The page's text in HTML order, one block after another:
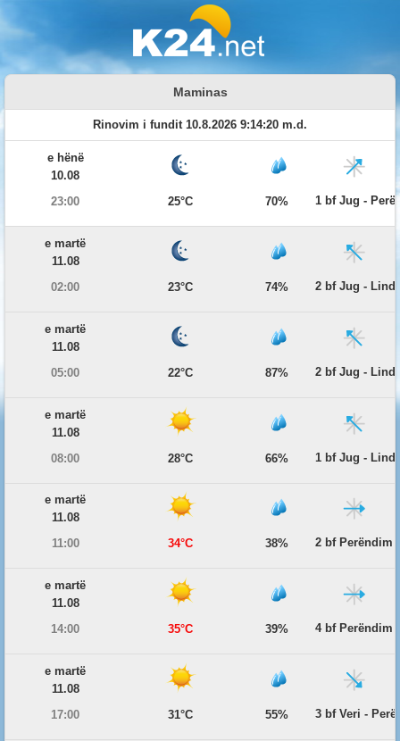
Maminas
Rinovim i fundit 10.8.2026 9:14:20 m.d.
e hënë
10.08
23:00
25°C 70% 1 bf Jug -
e martë
11.08
02:00
23°C 74% 2 bf Jug -
e martë
11.08
05:00
22°C 87% 2 bf Jug -
e martë
11.08
08:00
28°C 66% 1 bf Jug -
e martë
11.08
11:00
34°C 38% 2 bf Perëndim
e martë
11.08
14:00
35°C 39% 4 bf Perëndim
e martë
11.08
17:00
31°C 55% 3 bf Veri -